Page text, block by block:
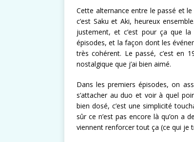
Cette alternance entre le passé et
c’est Saku et Aki, heureux
justement, et c’est pour ça que
épisodes, et la façon dont les
très cohérent. Le passé, c’est en
nostalgique que j’ai bien aimé.
Dans les premiers épisodes, on
s’attacher au duo et voir à quel
bien dosé, c’est une simplicité
sûr ce n’est pas encore là qu’on a
viennent renforcer tout ça (ce qui je